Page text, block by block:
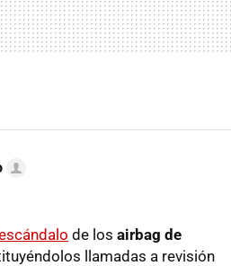
de los airbag de
llamadas a revisión